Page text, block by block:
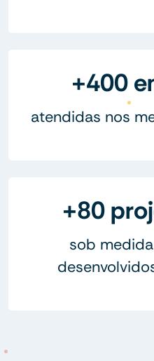
+400
atendidas nos
+80
sob